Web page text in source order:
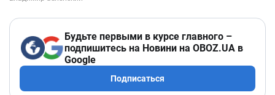
Будьте первыми в курсе главного –
подпишитесь на Новини на OBOZ.UA в
Google
Подписаться